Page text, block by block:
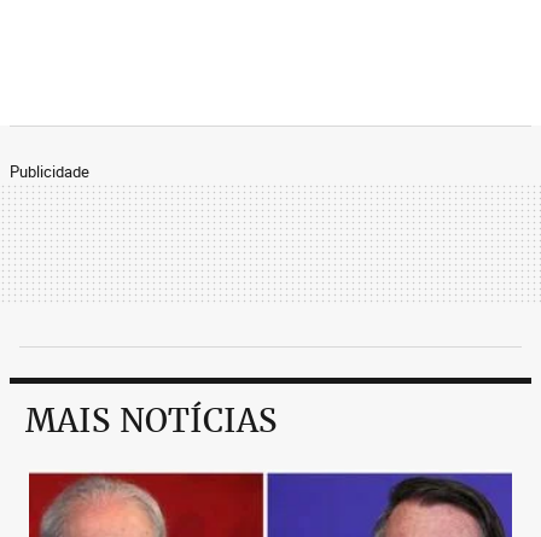
Publicidade
MAIS NOTÍCIAS